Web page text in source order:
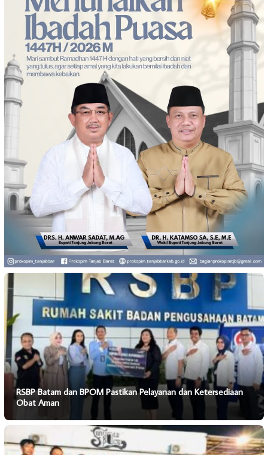
RSBP Batam dan BPOM Pastikan Pelayanan dan Ketersediaan
Obat Aman